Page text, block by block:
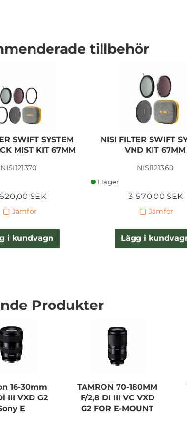
tillbehör
SWIFT SYSTEM
MIST KIT 67MM
NISI121370
SEK
Jämför
i kundvagn
NISI FILTER SWIFT
VND KIT 67MM
NISI121360
I lager
3 570,00 SEK
Jämför
Lägg i
Produkter
16-30mm
III VXD G2
E
TAMRON 70-180MM
F/2,8 DI III VC VXD
G2 FOR E-MOUNT